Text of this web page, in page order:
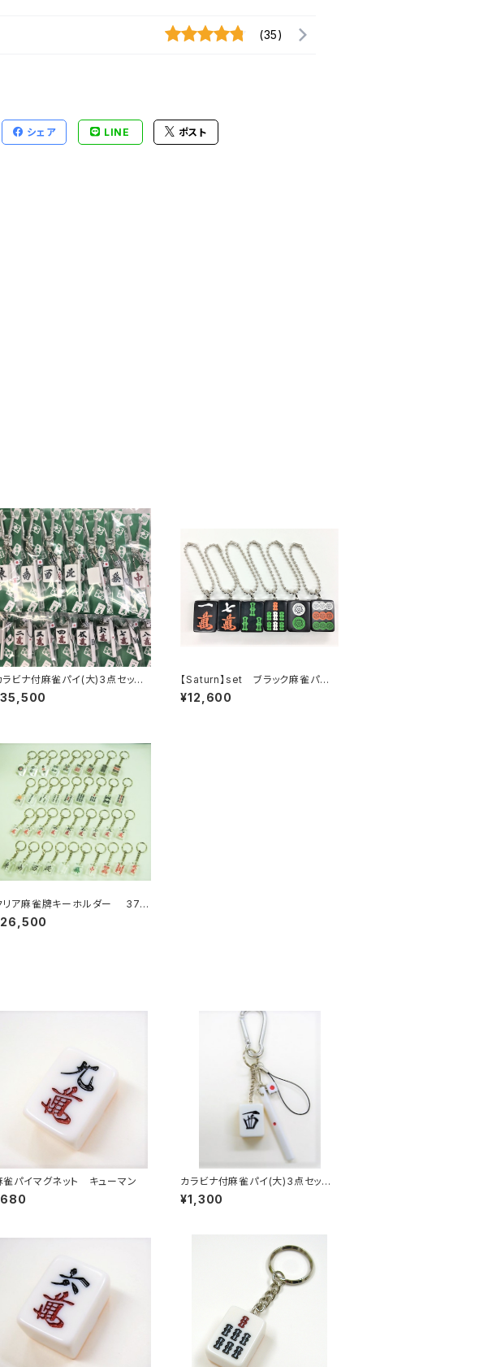
(35)
シェア LINE ポスト
ラビナ付麻雀パイ(大)3点セット
ーホルダー【34個入りセット】
【Saturn】set ブラック麻雀パイ
（大）ボールチェーン キーホルダー
【アソート30個入り】
¥12,600
リア麻雀牌キーホルダー 37個
りセット 【コード：JA-6546】
雀パイマグネット キューマン
カラビナ付麻雀パイ(大)3点セット
キーホルダー 【西】
¥1,300